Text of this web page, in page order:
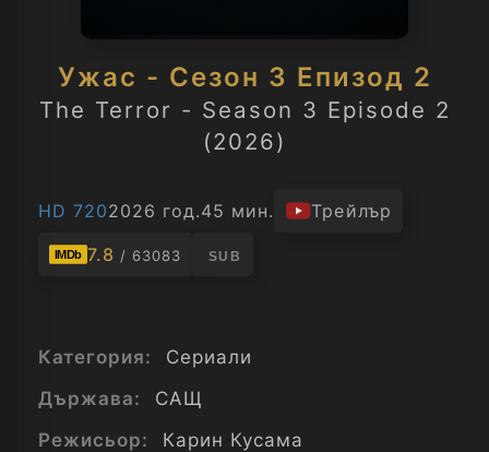
Ужас - Сезон 3 Епизод 2
The Terror - Season 3 Episode 2
(2026)
HD 7202026 год.45 мин. Трейлър
IMDb 7.8 / 63083 SUB
Категория:
Сериали
Държава:
САЩ
Режисьор:
Карин Кусама